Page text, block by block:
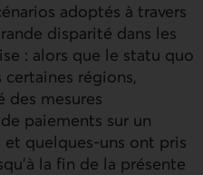
adoptés à travers
disparité dans les
: alors que le statu quo
régions,
des mesures
paiements sur un
quelques-uns ont pris
la fin de la présente